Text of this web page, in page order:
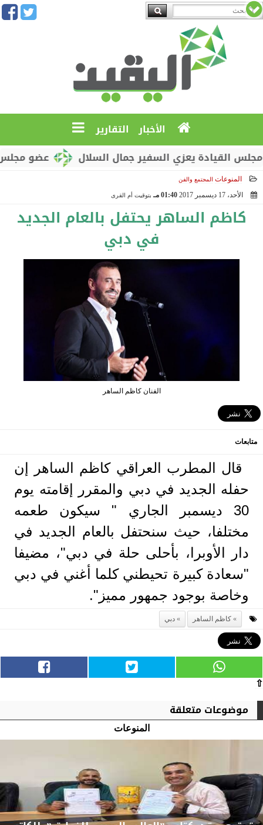
الأخبار التقارير
عضو مجلس
القيادة يعزي السفير جمال السلال
المنوعات المجتمع والفن
الأحد، 17 ديسمبر 2017 01:40 مـ بتوقيت أم القرى
كاظم الساهر يحتفل بالعام الجديد
في دبي
الفنان كاظم الساهر
متابعات
قال المطرب العراقي كاظم الساهر إن
حفله الجديد في دبي والمقرر إقامته يوم
30 ديسمبر الجاري " سيكون طعمه
مختلفا، حيث سنحتفل بالعام الجديد في
دار الأوبرا، بأحلى حلة في دبي"، مضيفا
"سعادة كبيرة تحيطني كلما أغني في دبي
وخاصة بوجود جمهور مميز".
كاظم الساهر دبي
⇧
موضوعات متعلقة
المنوعات